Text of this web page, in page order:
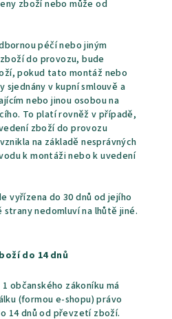
zboží nebo může od
péčí nebo jiným
do provozu, bude
pokud tato montáž nebo
sjednány v kupní smlouvě a
nebo jinou osobou na
To platí rovněž v případě,
zboží do provozu
na základě nesprávných
k montáži nebo k uvedení
vyřízena do 30 dnů od jejího
strany nedomluví na lhůtě jiné.
do 14 dnů
občanského zákoníku má
(formou e-shopu) právo
14 dnů od převzetí zboží.